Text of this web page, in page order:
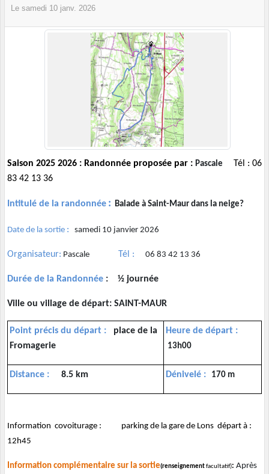
Le samedi 10 janv. 2026
Saison 2025 2026 : Randonnée proposée par : Pascale Tél : 06
83 42 13 36
Intitulé de la randonnée : Balade à Saint-Maur dans la neige?
Date de la sortie : samedi 10 janvier 2026
Organisateur: Pascale Tél : 06 83 42 13 36
Durée de la Randonnée : ½ journée
Ville ou village de départ: SAINT-MAUR
Point précis du départ :
place de la
Fromagerie
Heure de départ :
13h00
Distance : 8.5 km Dénivelé : 170 m
Information covoiturage : parking de la gare de Lons départ à :
12h45
Information complémentaire sur la sortie(renseignementfacultatif): Après